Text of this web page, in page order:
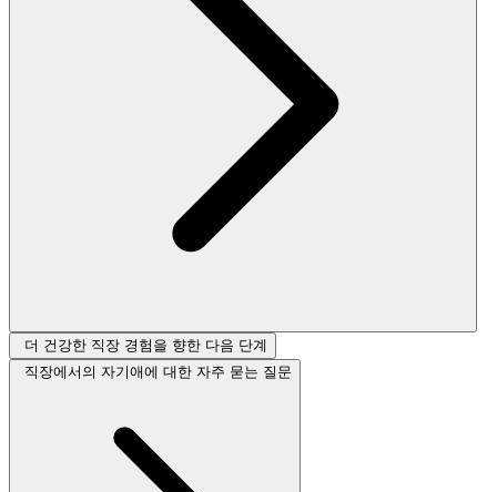
더 건강한 직장 경험을 향한 다음 단계
직장에서의 자기애에 대한 자주 묻는 질문